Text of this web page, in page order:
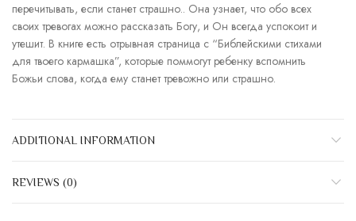
перечитывать, если станет страшно.. Она узнает, что обо всех
своих тревогах можно рассказать Богу, и Он всегда успокоит и
утешит. В книге есть отрывная страница с “Библейскими стихами
для твоего кармашка”, которые поммогут ребенку вспомнить
Божьи слова, когда ему станет тревожно или страшно.
ADDITIONAL INFORMATION
REVIEWS (0)